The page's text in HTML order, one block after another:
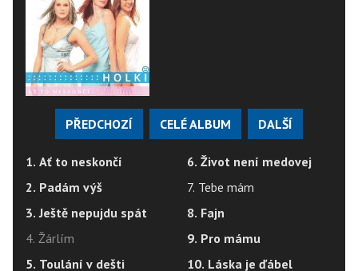
PŘEDCHOZÍ CELÉ ALBUM DALŠÍ
1. Ať to neskončí
2. Padám výš
3. Ještě nepujdu spát
4. Žárlím
5. Toulání v dešti
6. Život není medovej
7. Tebe mám
8. Fajn
9. Pro mámu
10. Láska je ďábel